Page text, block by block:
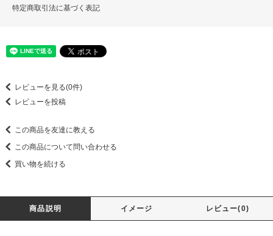
特定商取引法に基づく表記
レビューを見る(0件)
レビューを投稿
この商品を友達に教える
この商品について問い合わせる
買い物を続ける
商品説明 イメージ レビュー(0)